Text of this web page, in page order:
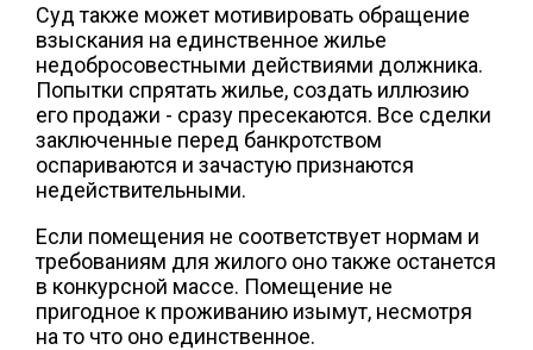
Суд также может мотивировать обращение
взыскания на единственное жилье
недобросовестными действиями должника.
Попытки спрятать жилье, создать иллюзию
его продажи - сразу пресекаются. Все сделки
заключенные перед банкротством
оспариваются и зачастую признаются
недействительными.
Если помещения не соответствует нормам и
требованиям для жилого оно также останется
в конкурсной массе. Помещение не
пригодное к проживанию изымут, несмотря
на то что оно единственное.